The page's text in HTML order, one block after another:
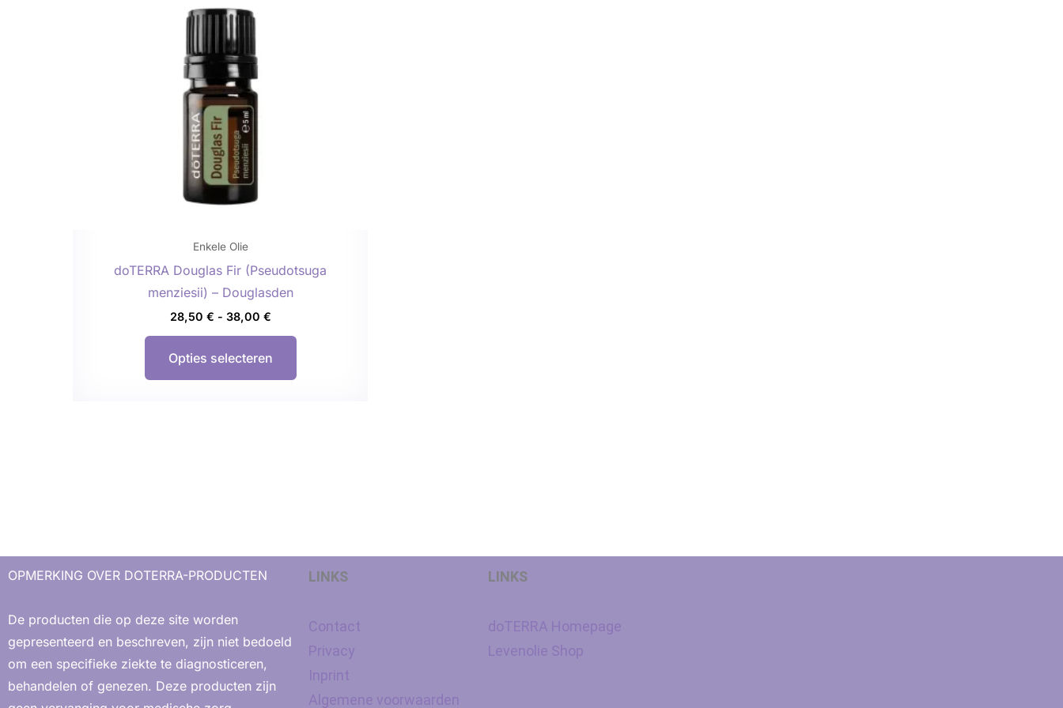
Enkele Olie
doTERRA Douglas Fir (Pseudotsuga
menziesii) – Douglasden
28,50 € - 38,00 €
Opties selecteren
OPMERKING OVER DOTERRA-PRODUCTEN
De producten die op deze site worden
gepresenteerd en beschreven, zijn niet bedoeld
om een ​​specifieke ziekte te diagnosticeren,
behandelen of genezen. Deze producten zijn
LINKS
Contact
Privacy
Inprint
Algemene voorwaarden
LINKS
doTERRA Homepage
Levenolie Shop